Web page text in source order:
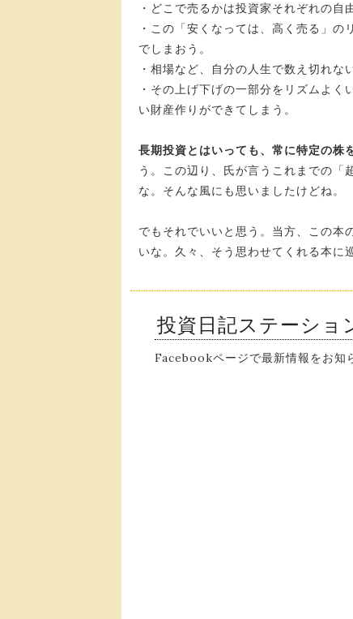
・どこで売るかは投資家それぞれの自
・この「安くなっては、高く売る」
でしまおう。
・相場など、自分の人生で数え切れな
・その上げ下げの一部分をリズムよ
い財産作りができてしまう。
長期投資とはいっても、常に特定の株
う。この辺り、氏が言うこれまでの「
な。そんな風にも思いましたけどね。
でもそれでいいと思う。当方、この本
いな。久々、そう思わせてくれる本に
投資日記ステーショ
Facebookページで最新情報をお知